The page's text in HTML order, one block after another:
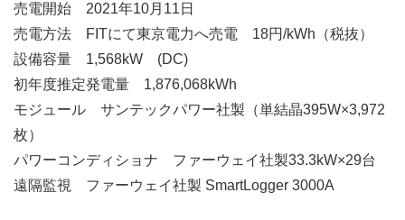
売電開始 2021年10月11日
売電方法 FITにて東京電力へ売電 18円/kWh（税抜）
設備容量 1,568kW (DC)
初年度推定発電量 1,876,068kWh
モジュール サンテックパワー社製（単結晶395W×3,972
枚）
パワーコンディショナ ファーウェイ社製33.3kW×29台
遠隔監視 ファーウェイ社製 SmartLogger 3000A